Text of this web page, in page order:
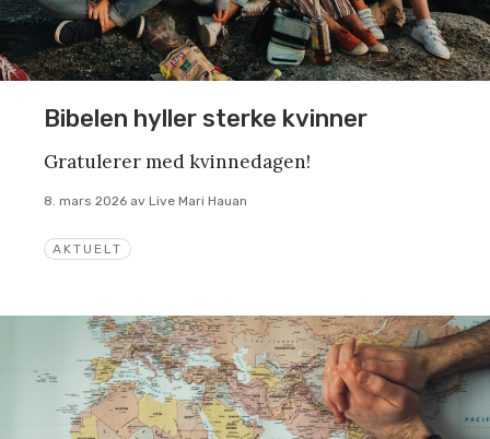
AKTUELT
Bibelen hyller sterke kvinner
Gratulerer med kvinnedagen!
8. mars 2026 av Live Mari Hauan